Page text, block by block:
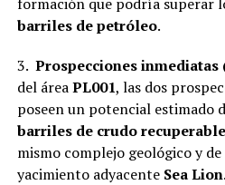
barriles de petróleo.
3. Prospecciones inmediatas
del áreaPL001, las dos
poseen un potencial estimado
barriles de crudo recuperable
mismo complejo geológico y
yacimiento adyacente Sea Lion.